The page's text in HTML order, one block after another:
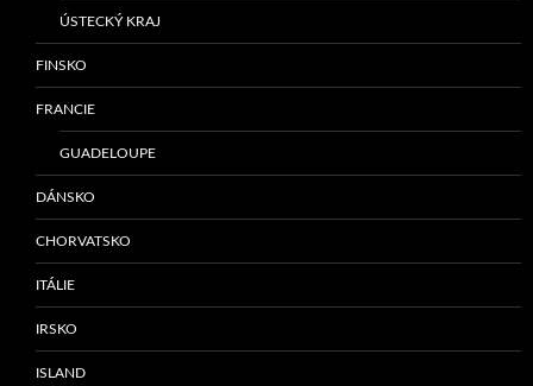
ÚSTECKÝ KRAJ
FINSKO
FRANCIE
GUADELOUPE
DÁNSKO
CHORVATSKO
ITÁLIE
IRSKO
ISLAND